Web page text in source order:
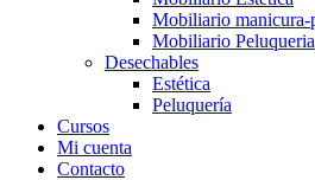
Mobiliario manicura-
Mobiliario Peluqueria
Desechables
Estética
Peluquería
Cursos
Mi cuenta
Contacto